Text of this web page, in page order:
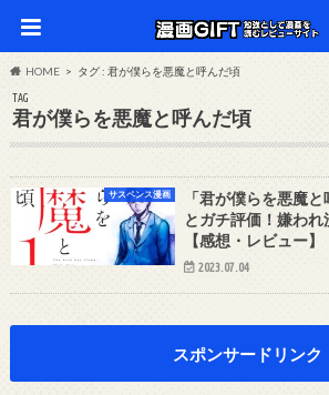
HOME タグ : 君が僕らを悪魔と呼んだ頃
TAG
君が僕らを悪魔と呼んだ頃
サスペンス漫画
「君が僕らを悪魔
とガチ評価！嫌われ
【感想・レビュー】
2023.07.04
スポンサードリンク